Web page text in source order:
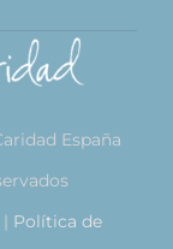
España
| Política de